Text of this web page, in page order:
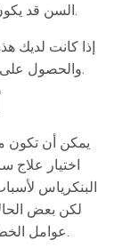
السن قد يكون إشارة تحذير مبكرة لسرطان البنكرياس.
إذا كانت لديك
والحصول على مزيد من المعلومات التفصيلية أو التشاور.
يمكن أن تكون
اختيار
البنكرياس
لكن بعض
عوامل الخطر المختلفة المرتبطة بسرطان البنكرياس.